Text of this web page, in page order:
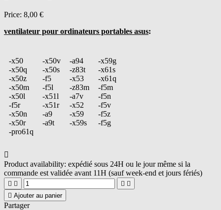
Price: 8,00 €
ventilateur pour ordinateurs portables asus:
-x50
-x50q
-x50z
-x50m
-x50l
-f5r
-x50n
-x50r
-pro61q
-x50v
-x50s
-f5
-f5l
-x51l
-x51r
-a9
-a9t
-a94
-z83t
-x53
-z83m
-a7v
-x52
-x59
-x59s
-x59g
-x61s
-x61q
-f5m
-f5n
-f5v
-f5z
-f5g

Product availability: expédié sous 24H ou le jour même si la
commande est validée avant 11H (sauf week-end et jours fériés)
   
 Ajouter au panier
Partager